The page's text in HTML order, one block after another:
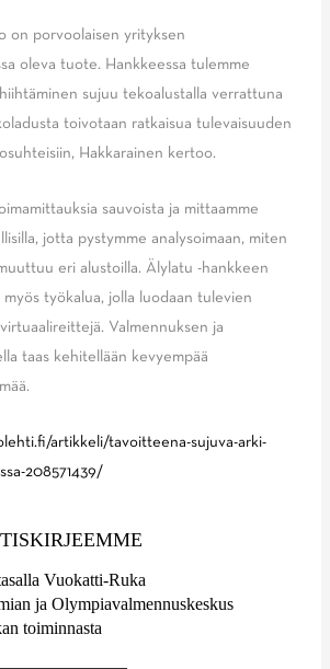
on porvoolaisen yrityksen
oleva tuote. Hankkeessa tulemme
sujuu tekoalustalla verrattuna
toivotaan ratkaisua tulevaisuuden
Hakkarainen kertoo.
sauvoista ja mittaamme
jotta pystymme analysoimaan, miten
eri alustoilla. Älylatu -hankkeen
työkalua, jolla luodaan tulevien
Valmennuksen ja
taas kehitellään kevyempää
artikkeli/tavoitteena-sujuva-arki-
208571439/
Vuokatti-Ruka
ja Olympiavalmennuskeskus
toiminnasta